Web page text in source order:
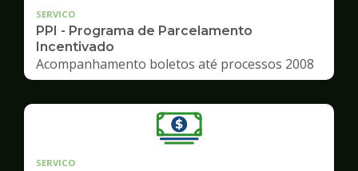
SERVICO
PPI - Programa de Parcelamento
Incentivado
Acompanhamento boletos até processos 2008
SERVICO